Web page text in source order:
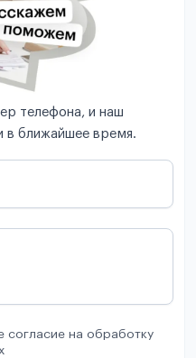
телефона, и наш
в ближайшее время.
на обработку